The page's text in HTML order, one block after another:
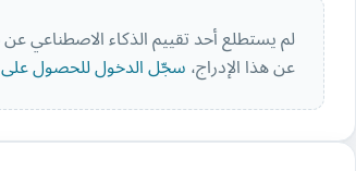
لم يستطلع أحد تقييم الذكاء الاصطناعي عن
عن هذا الإدراج،سجّل الدخول للحصول على